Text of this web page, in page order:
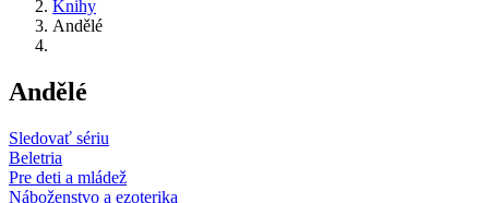
Knihy
Andělé
Andělé
Sledovať sériu
Beletria
Pre deti a mládež
Náboženstvo a ezoterika